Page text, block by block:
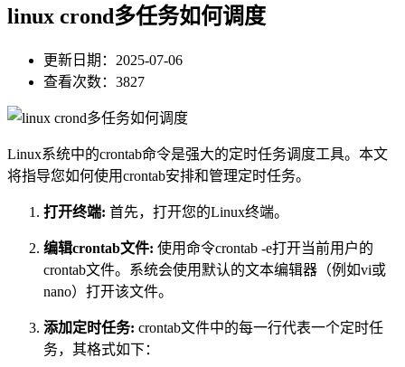
linux crond多任务如何调度
更新日期：2025-07-06
查看次数：3827
Linux系统中的crontab命令是强大的定时任务调度工具。本文
将指导您如何使用crontab安排和管理定时任务。
打开终端: 首先，打开您的Linux终端。
编辑crontab文件: 使用命令crontab -e打开当前用户的
crontab文件。系统会使用默认的文本编辑器（例如vi或
nano）打开该文件。
添加定时任务: crontab文件中的每一行代表一个定时任
务，其格式如下：